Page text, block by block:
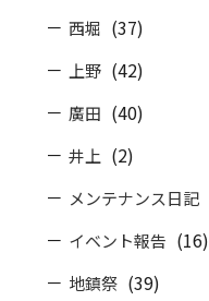
西堀 (37)
上野 (42)
廣田 (40)
井上 (2)
メンテナンス日記
イベント報告 (16)
地鎮祭 (39)